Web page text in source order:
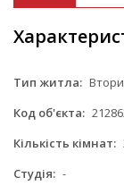
Тип житла:
Код об'єкта:
Кількість кімнат:
Студія: -